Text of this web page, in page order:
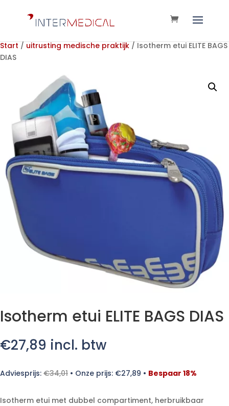
Start / uitrusting medische praktijk / Isotherm etui ELITE BAGS
DIAS
Isotherm etui ELITE BAGS DIAS
€27,89 incl. btw
Adviesprijs: €34,01 • Onze prijs: €27,89 • Bespaar 18%
Isotherm etui met dubbel compartiment, herbruikbaar